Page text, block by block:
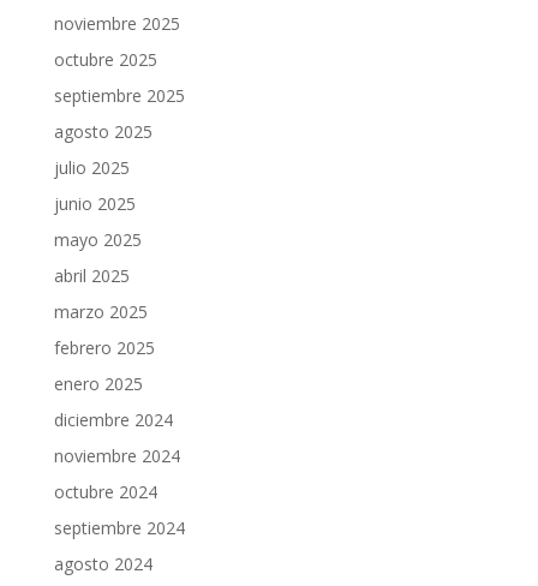
noviembre 2025
octubre 2025
septiembre 2025
agosto 2025
julio 2025
junio 2025
mayo 2025
abril 2025
marzo 2025
febrero 2025
enero 2025
diciembre 2024
noviembre 2024
octubre 2024
septiembre 2024
agosto 2024